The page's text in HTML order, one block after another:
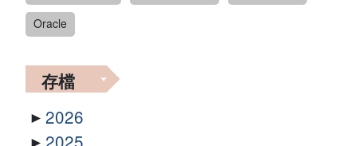
Oracle
存檔
2026
2025